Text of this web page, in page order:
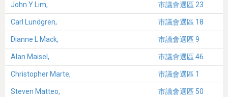
John Y Lim, 市議會選區 23
Carl Lundgren, 市議會選區 18
Dianne L Mack, 市議會選區 9
Alan Maisel, 市議會選區 46
Christopher Marte, 市議會選區 1
Steven Matteo, 市議會選區 50